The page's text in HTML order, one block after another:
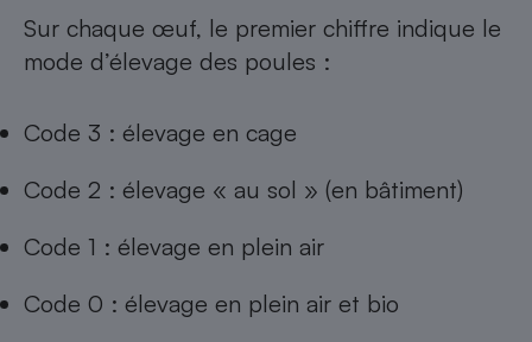
Sur chaque œuf, le premier chiffre indique le
mode d’élevage des poules :
Code 3 : élevage en cage
Code 2 : élevage « au sol » (en bâtiment)
Code 1 : élevage en plein air
Code 0 : élevage en plein air et bio